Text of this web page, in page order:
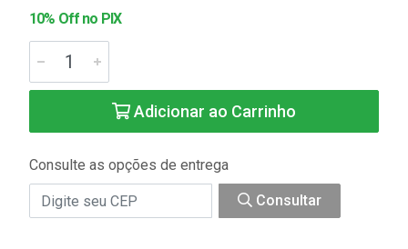
10% Off no PIX
Adicionar ao Carrinho
Consulte as opções de entrega
Consultar